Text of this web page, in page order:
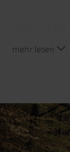
Kosten: frei
mehr lesen